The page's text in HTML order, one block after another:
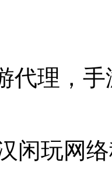
代理，
闲玩